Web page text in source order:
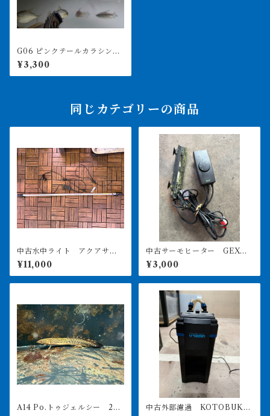
G06 ピンクテールカラシン 1
7㎝前後 買取個体
¥3,300
同じカテゴリーの商品
中古水中ライト アクアサン
¥11,000
中古サーモヒーター GEXサ
ーモ&300Wヒーターセット
引き取り限定
¥3,000
A14 Po.トゥジェルシー 20
中古外部濾過 KOTOBUKI